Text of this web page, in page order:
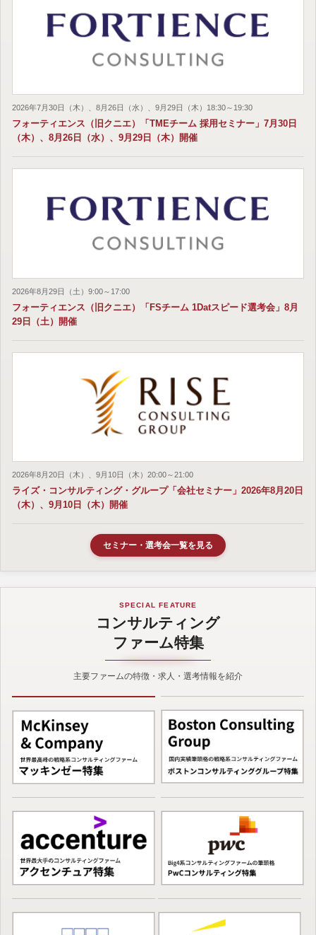
2026年7月30日（木）、8月26日（水）、9月29日（木）18:30～19:30
フォーティエンス（旧クニエ）「TMEチーム 採用セミナー」7月30日
（木）、8月26日（水）、9月29日（木）開催
2026年8月29日（土）9:00～17:00
フォーティエンス（旧クニエ）「FSチーム 1Datスピード選考会」8月
29日（土）開催
2026年8月20日（木）、9月10日（木）20:00～21:00
ライズ・コンサルティング・グループ「会社セミナー」2026年8月20日
（木）、9月10日（木）開催
セミナー・選考会一覧を見る
SPECIAL FEATURE
コンサルティング
ファーム特集
主要ファームの特徴・求人・選考情報を紹介